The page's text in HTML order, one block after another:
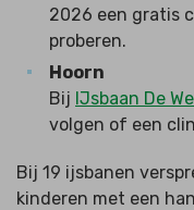
2026 een gratis
proberen.
Hoorn
Bij IJsbaan De
volgen of een
Bij 19 ijsbanen
kinderen met een